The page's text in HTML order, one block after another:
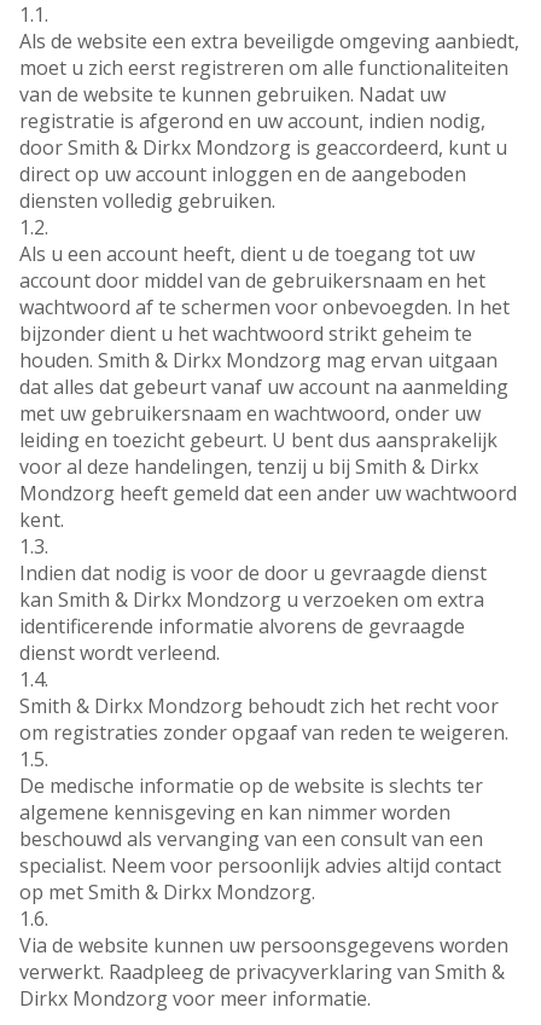
1.1.
Als de website een extra beveiligde omgeving aanbiedt,
moet u zich eerst registreren om alle functionaliteiten
van de website te kunnen gebruiken. Nadat uw
registratie is afgerond en uw account, indien nodig,
door Smith & Dirkx Mondzorg is geaccordeerd, kunt u
direct op uw account inloggen en de aangeboden
diensten volledig gebruiken.
1.2.
Als u een account heeft, dient u de toegang tot uw
account door middel van de gebruikersnaam en het
wachtwoord af te schermen voor onbevoegden. In het
bijzonder dient u het wachtwoord strikt geheim te
houden. Smith & Dirkx Mondzorg mag ervan uitgaan
dat alles dat gebeurt vanaf uw account na aanmelding
met uw gebruikersnaam en wachtwoord, onder uw
leiding en toezicht gebeurt. U bent dus aansprakelijk
voor al deze handelingen, tenzij u bij Smith & Dirkx
Mondzorg heeft gemeld dat een ander uw wachtwoord
kent.
1.3.
Indien dat nodig is voor de door u gevraagde dienst
kan Smith & Dirkx Mondzorg u verzoeken om extra
identificerende informatie alvorens de gevraagde
dienst wordt verleend.
1.4.
Smith & Dirkx Mondzorg behoudt zich het recht voor
om registraties zonder opgaaf van reden te weigeren.
1.5.
De medische informatie op de website is slechts ter
algemene kennisgeving en kan nimmer worden
beschouwd als vervanging van een consult van een
specialist. Neem voor persoonlijk advies altijd contact
op met Smith & Dirkx Mondzorg.
1.6.
Via de website kunnen uw persoonsgegevens worden
verwerkt. Raadpleeg de privacyverklaring van Smith &
Dirkx Mondzorg voor meer informatie.